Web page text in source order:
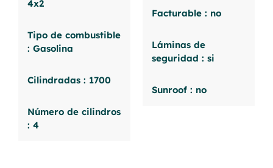
4x2
Tipo de combustible
: Gasolina
Cilindradas : 1700
Número de cilindros
: 4
Facturable : no
Láminas de
seguridad : si
Sunroof : no